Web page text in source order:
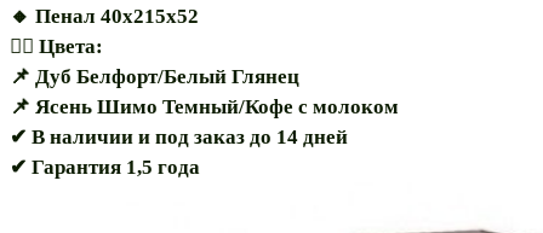
🔸️ Пенал 40х215х52
🏳️‍🌈 Цвета:
📌 Дуб Белфорт/Белый Глянец
📌 Ясень Шимо Темный/Кофе с молоком
✔ В наличии и под заказ до 14 дней
✔ Гарантия 1,5 года